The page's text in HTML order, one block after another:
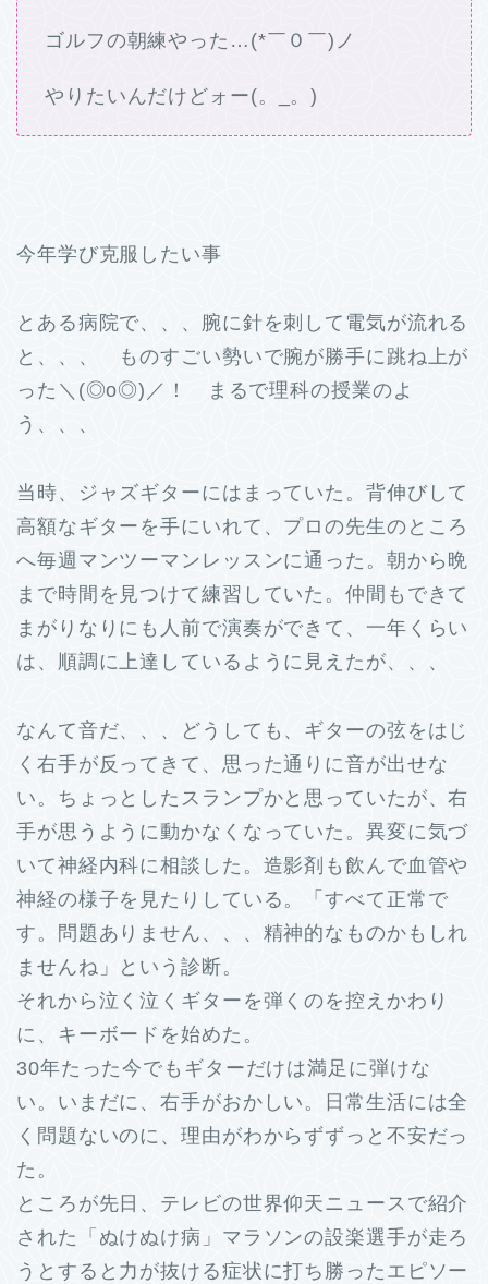
ゴルフの朝練やった…(*￣０￣)ノ
やりたいんだけどォー(。_。)
今年学び克服したい事
とある病院で、、、腕に針を刺して電気が流れる
と、、、 ものすごい勢いで腕が勝手に跳ね上が
った＼(◎o◎)／！ まるで理科の授業のよ
う、、、
当時、ジャズギターにはまっていた。背伸びして
高額なギターを手にいれて、プロの先生のところ
へ毎週マンツーマンレッスンに通った。朝から晩
まで時間を見つけて練習していた。仲間もできて
まがりなりにも人前で演奏ができて、一年くらい
は、順調に上達しているように見えたが、、、
なんて音だ、、、どうしても、ギターの弦をはじ
く右手が反ってきて、思った通りに音が出せな
い。ちょっとしたスランプかと思っていたが、右
手が思うように動かなくなっていた。異変に気づ
いて神経内科に相談した。造影剤も飲んで血管や
神経の様子を見たりしている。「すべて正常で
す。問題ありません、、、精神的なものかもしれ
ませんね」という診断。
それから泣く泣くギターを弾くのを控えかわり
に、キーボードを始めた。
30年たった今でもギターだけは満足に弾けな
い。いまだに、右手がおかしい。日常生活には全
く問題ないのに、理由がわからずずっと不安だっ
た。
ところが先日、テレビの世界仰天ニュースで紹介
された「ぬけぬけ病」マラソンの設楽選手が走ろ
うとすると力が抜ける症状に打ち勝ったエピソー